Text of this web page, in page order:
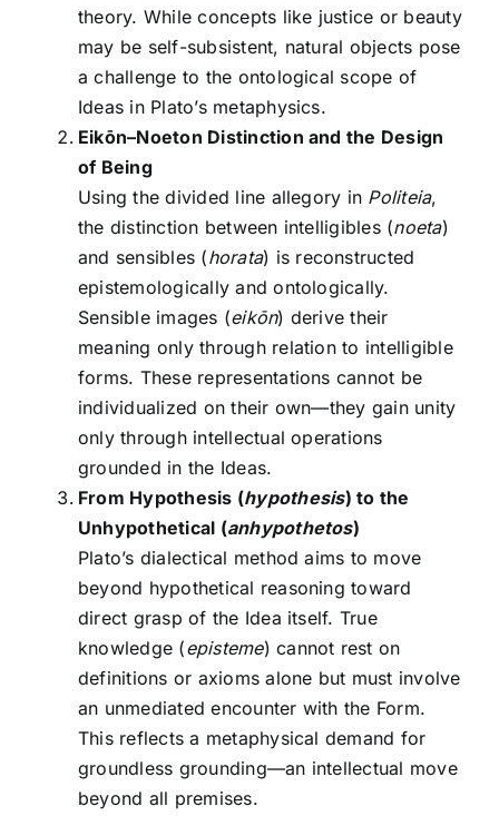
theory. While concepts like justice or beauty
may be self-subsistent, natural objects pose
a challenge to the ontological scope of
Ideas in Plato’s metaphysics.
Eikōn–Noeton Distinction and the Design
of Being
Using the divided line allegory in Politeia,
the distinction between intelligibles (noeta)
and sensibles (horata) is reconstructed
epistemologically and ontologically.
Sensible images (eikōn) derive their
meaning only through relation to intelligible
forms. These representations cannot be
individualized on their own—they gain unity
only through intellectual operations
grounded in the Ideas.
From Hypothesis (hypothesis) to the
Unhypothetical (anhypothetos)
Plato’s dialectical method aims to move
beyond hypothetical reasoning toward
direct grasp of the Idea itself. True
knowledge (episteme) cannot rest on
definitions or axioms alone but must involve
an unmediated encounter with the Form.
This reflects a metaphysical demand for
groundless grounding—an intellectual move
beyond all premises.